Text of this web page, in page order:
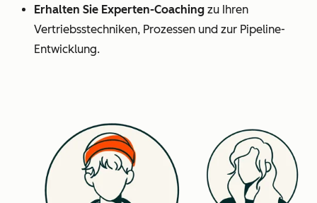
Erhalten Sie Experten-Coaching zu Ihren
Vertriebsstechniken, Prozessen und zur Pipeline-
Entwicklung.